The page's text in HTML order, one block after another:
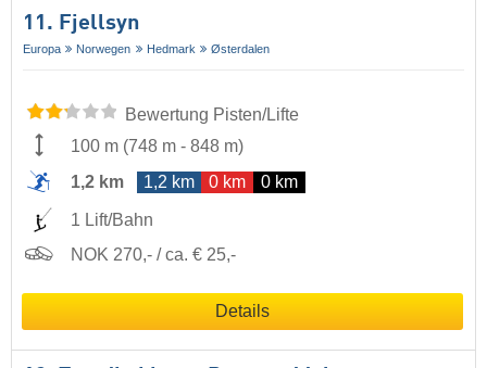
11. Fjellsyn
Europa Norwegen Hedmark Østerdalen
Bewertung Pisten/Lifte
100 m (748 m - 848 m)
1,2 km
1,2 km 0 km 0 km
1 Lift/Bahn
NOK 270,- / ca. € 25,-
Details